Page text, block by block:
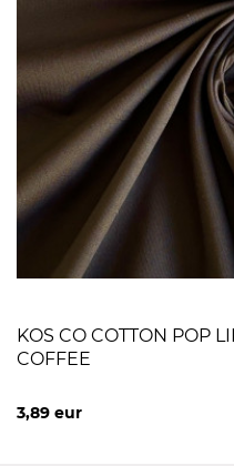
KOS CO COTTON POP
COFFEE
3,89 eur